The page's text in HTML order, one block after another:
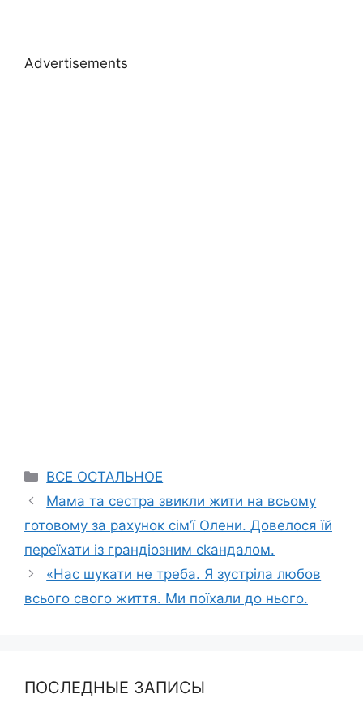
Advertisements
Categories
ВСЕ ОСТАЛЬНОЕ
Мама та сестра звикли жити на всьому
готовому за рахунок сім’ї Олени. Довелося їй
переїхати із грандіозним сkандалом.
«Нас шукати не треба. Я зустріла любов
всього свого життя. Ми поїхали до нього.
ПОСЛЕДНЫЕ ЗАПИСЫ